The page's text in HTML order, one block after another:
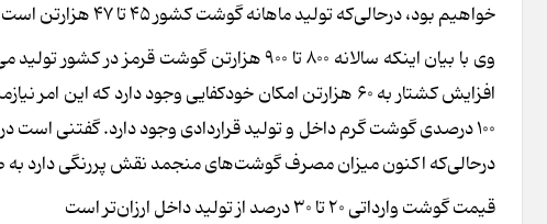
خواهیم بود، درحالی‌که تولید ماهانه گوشت کشور ۴۵ تا ۴۷ هزارتن است که براین اساس بخشی از آن از طریق واردات تأمین می‌شود.
وی با بیان اینکه سالانه ۸۰۰ تا ۹۰۰ هزارتن
افزایش کشتار به ۶۰ هزارتن امکان خودکفایی وجود دارد
درحالی‌که اکنون میزان مصرف گوشت‌های منجمد نقش پررنگی دارد به طوری که ۴۵ تا ۵۰
قیمت گوشت وارداتی ۲۰ تا ۳۰ درصد از تولید داخل ارزان‌تر است